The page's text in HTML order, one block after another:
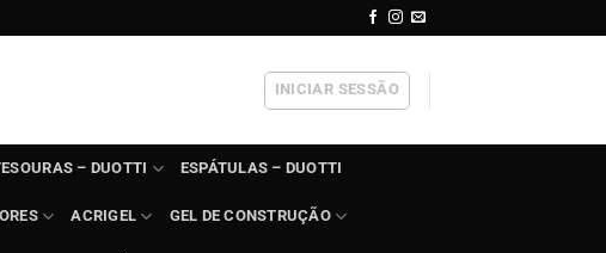
INICIAR SESSÃO
– DUOTTI ESPÁTULAS – DUOTTI
ACRIGEL GEL DE CONSTRUÇÃO